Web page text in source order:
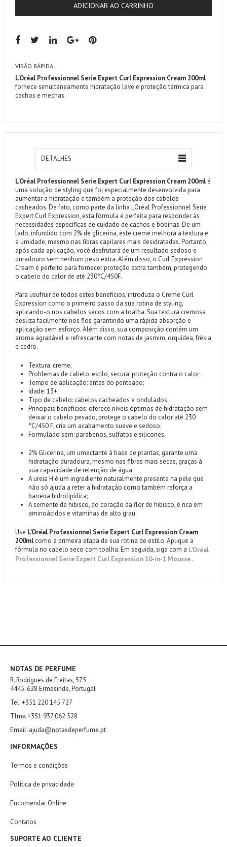
ADICIONAR AO CARRINHO
VISÃO RÁPIDA
L'Oréal Professionnel Serie Expert Curl Expression Cream 200ml
fornece simultaneamente hidratação leve e proteção térmica para
cachos e mechas.
DETALHES
L'Oréal Professionnel Serie Expert Curl Expression Cream 200ml é
uma solução de styling que foi especialmente desenvolvida para
aumentar a hidratação e também a proteção dos cabelos
cacheados. De fato, como parte da linha L'Oréal Professionnel Serie
Expert Curl Expression, esta fórmula é perfeita para responder às
necessidades específicas de cuidado de cachos e bobinas. De um
lado, infundido com 2% de glicerina, este creme melhora a textura e
a umidade, mesmo nas fibras capilares mais desidratadas. Portanto,
após cada aplicação, você desfrutará de um resultado sedoso e
duradouro sem nenhum peso extra. Além disso, o Curl Expression
Cream é perfeito para fornecer proteção extra também, protegendo
o cabelo do calor de até 230°C/450F.
Para usufruir de todos estes benefícios, introduza o Creme Curl
Expression como o primeiro passo da sua rotina de styling,
aplicando-o nos cabelos secos com a toalha. Sua textura cremosa
desliza facilmente nos fios garantindo uma rápida absorção e
aplicação sem esforço. Além disso, sua composição contém um
aroma agradável e refrescante com notas de jasmim, orquídea, frésia
e cedro.
Textura: creme;
Problemas de cabelo: estilo, secura, proteção contra o calor;
Tempo de aplicação: antes do penteado;
Idade: 13+;
Tipo de cabelo: cabelos cacheados e ondulados;
Principais benefícios: oferece níveis óptimos de hidratação sem
deixar o cabelo pesado, protege o cabelo do calor até 230
°C/450 F, cria um acabamento suave e sedoso;
Formulado sem: parabenos, sulfatos e silicones.
2% Glicerina, um umectante à base de plantas, garante uma
hidratação duradoura, mesmo nas fibras mais secas, graças à
sua capacidade de retenção de água;
A ureia H é um ingrediente naturalmente presente na pele que
não só ajuda a reter a hidratação como também reforça a
barreira hidrolipídica;
A semente de hibisco, do coração da flor de hibisco, é rica em
aminoácidos e vitaminas de alto grau.
Use L'Oréal Professionnel Serie Expert Curl Expression Cream
200ml como a primeira etapa de sua rotina de estilo. Aplique a
fórmula no cabelo seco com toalha. Em seguida, siga com a L'Oréal
Professionnel Serie Expert Curl Expression 10-in-1 Mousse .
NOTAS DE PERFUME
R. Rodrigues de Freitas, 575
4445-628 Ermesinde, Portugal
Tel. +351 220 145 727
Tlmv. +351 937 062 528
Email: ajuda@notasdeperfume.pt
INFORMAÇÕES
Termos e condições
Política de privacidade
Encomendar Online
Contatos
SUPORTE AO CLIENTE